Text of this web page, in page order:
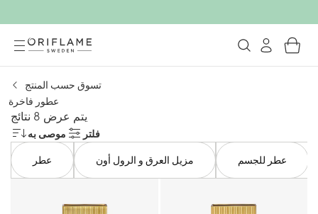
تسوق حسب المنتج
عطور فاخرة
يتم عرض 8 نتائج
موصى به
فلتر
عطر
مزيل العرق و الرول أون عطر للجسم